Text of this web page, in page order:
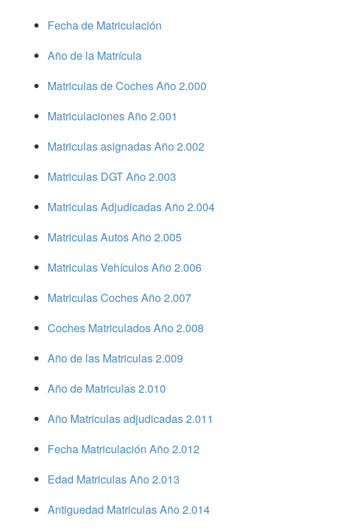
Fecha de Matriculación
Año de la Matrícula
Matriculas de Coches Año 2.000
Matriculaciones Año 2.001
Matriculas asignadas Año 2.002
Matriculas DGT Año 2.003
Matriculas Adjudicadas Año 2.004
Matriculas Autos Año 2.005
Matriculas Vehículos Año 2.006
Matriculas Coches Año 2.007
Coches Matriculados Año 2.008
Año de las Matriculas 2.009
Año de Matriculas 2.010
Año Matriculas adjudicadas 2.011
Fecha Matriculación Año 2.012
Edad Matriculas Año 2.013
Antiguedad Matriculas Año 2.014